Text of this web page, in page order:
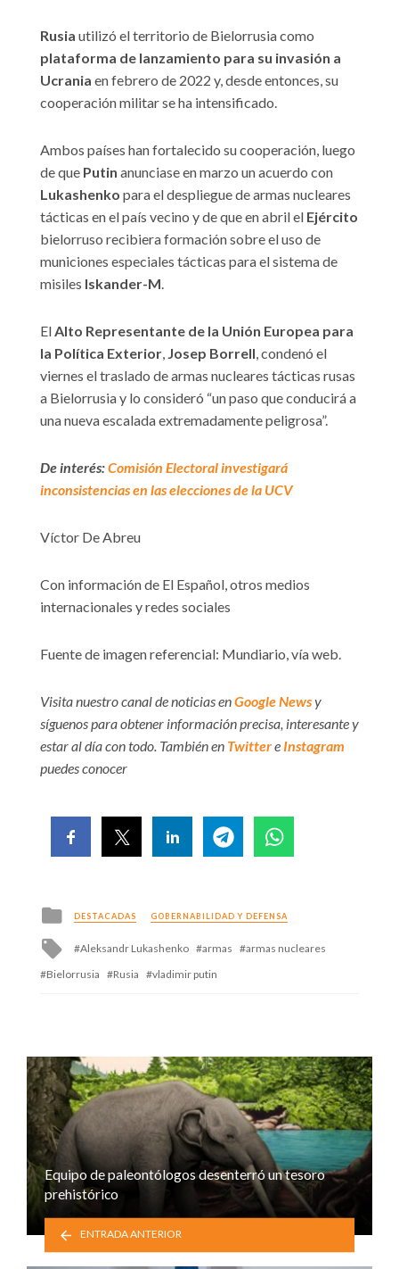
Rusia utilizó el territorio de Bielorrusia como
plataforma de lanzamiento para su invasión a
Ucrania en febrero de 2022 y, desde entonces, su
cooperación militar se ha intensificado.
Ambos países han fortalecido su cooperación, luego
de que Putin anunciase en marzo un acuerdo con
Lukashenko para el despliegue de armas nucleares
tácticas en el país vecino y de que en abril el Ejército
bielorruso recibiera formación sobre el uso de
municiones especiales tácticas para el sistema de
misiles Iskander-M.
ElAlto Representante de la Unión Europea para
la Política Exterior, Josep Borrell, condenó el
viernes el traslado de armas nucleares tácticas rusas
a Bielorrusia y lo consideró “un paso que conducirá a
una nueva escalada extremadamente peligrosa”.
De interés:Comisión Electoral investigará
inconsistencias en las elecciones de la UCV
Víctor De Abreu
Con información de El Español, otros medios
internacionales y redes sociales
Fuente de imagen referencial: Mundiario, vía web.
Visita nuestro canal de noticias enGoogle Newsy
síguenos para obtener información precisa, interesante y
estar al día con todo. También en Twittere Instagram
puedes conocer
Posted
in
DESTACADAS GOBERNABILIDAD Y DEFENSA
Tagged
Aleksandr Lukashenko armas
armas nucleares
Bielorrusia
Rusia vladimir putin
Equipo de paleontólogos desenterró un tesoro
prehistórico
ENTRADA ANTERIOR